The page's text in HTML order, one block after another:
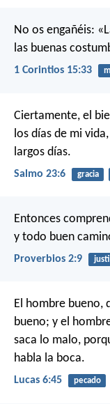
No os engañéis:
las buenas
1 Corintios 15:33
Ciertamente, el
los días de mi vida,
largos días.
Salmo 23:6 gracia
Entonces
y todo buen
Proverbios 2:9
El hombre bueno,
bueno; y el
saca lo malo,
habla la boca.
Lucas 6:45 pecado